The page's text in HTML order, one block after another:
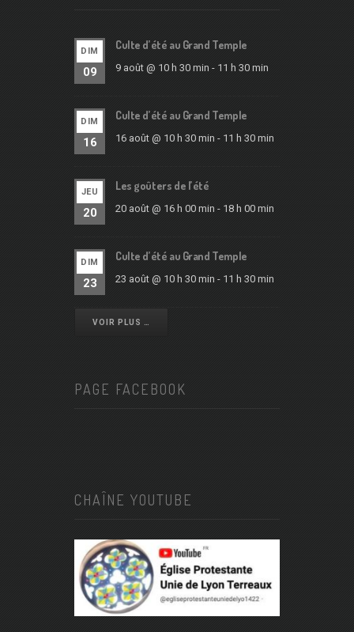
DIM
09
Culte d’été au Grand Temple
9 août @ 10 h 30 min - 11 h 30 min
DIM
16
Culte d’été au Grand Temple
16 août @ 10 h 30 min - 11 h 30 min
JEU
20
Les goûters de l’été
20 août @ 16 h 00 min - 18 h 00 min
DIM
23
Culte d’été au Grand Temple
23 août @ 10 h 30 min - 11 h 30 min
VOIR PLUS …
PAGE FACEBOOK
CHAÎNE YOUTUBE